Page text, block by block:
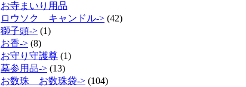
お寺まいり用品
ロウソク キャンドル-> (42)
獅子頭-> (1)
お香-> (8)
お守り守護尊 (1)
墓参用品-> (13)
お数珠 お数珠袋-> (104)